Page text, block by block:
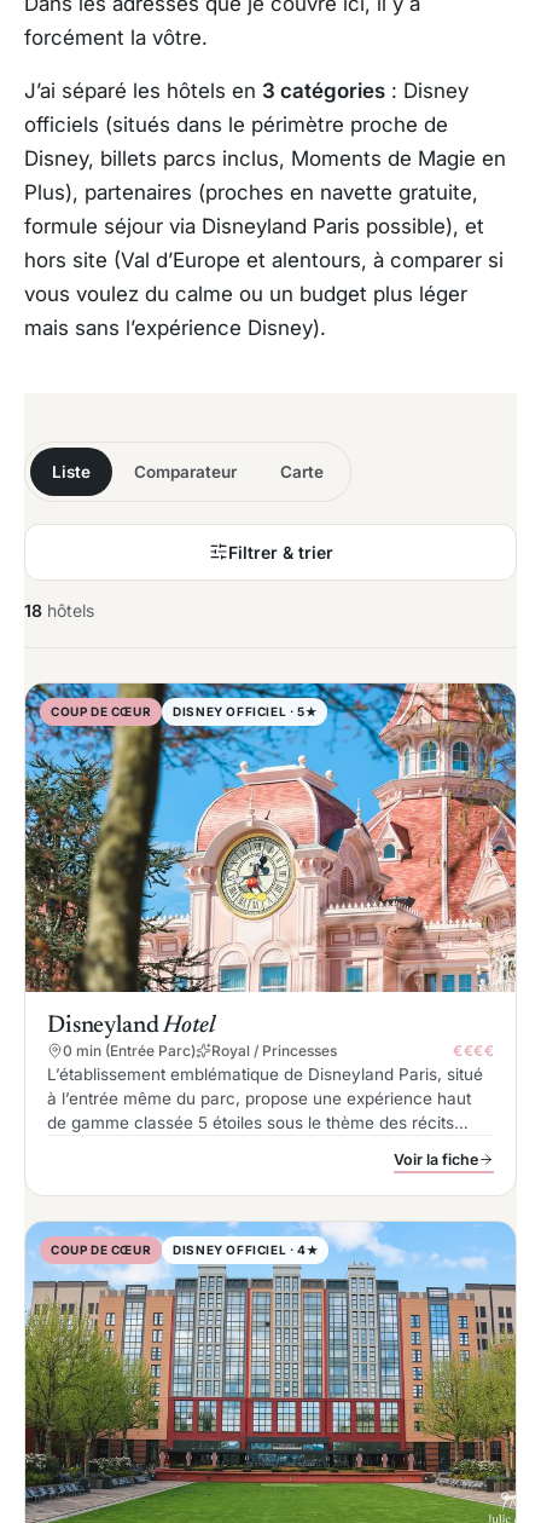
forcément la vôtre.
J’ai séparé les hôtels en 3 catégories : Disney
officiels (situés dans le périmètre proche de
Disney, billets parcs inclus, Moments de Magie en
Plus), partenaires (proches en navette gratuite,
formule séjour via Disneyland Paris possible), et
hors site (Val d’Europe et alentours, à comparer si
vous voulez du calme ou un budget plus léger
mais sans l’expérience Disney).
Liste Comparateur Carte
Filtrer & trier
18 hôtels
COUP DE CŒUR DISNEY OFFICIEL · 5★
DisneylandHotel
0 min (Entrée Parc) Royal / Princesses €€€€
L’établissement emblématique de Disneyland Paris, situé
à l’entrée même du parc, propose une expérience haut
de gamme classée 5 étoiles sous le thème des récits
Voir la fiche
COUP DE CŒUR DISNEY OFFICIEL · 4★